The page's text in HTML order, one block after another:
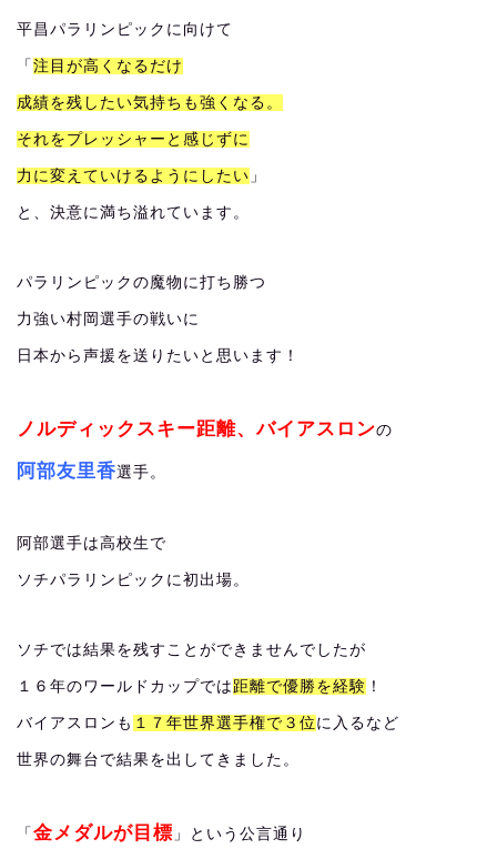
平昌パラリンピックに向けて
「 注目が高くなるだけ
成績を残したい気持ちも強くなる。
それをプレッシャーと感じずに
力に変えていけるようにしたい 」
と、決意に満ち溢れています。
パラリンピックの魔物に打ち勝つ
力強い村岡選手の戦いに
日本から声援を送りたいと思います！
ノルディックスキー距離、バイアスロンの
阿部友里香選手。
阿部選手は高校生で
ソチパラリンピックに初出場。
ソチでは結果を残すことができませんでしたが
１６年のワールドカップでは 距離で優勝を経験 ！
バイアスロンも １７年世界選手権で３位 に入るなど
世界の舞台で結果を出してきました。
「 金メダルが目標 」という公言通り